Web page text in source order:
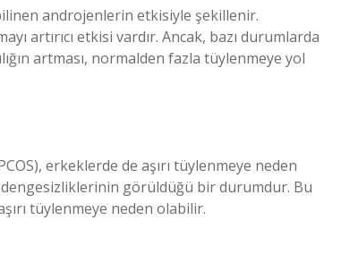
androjenlerin etkisiyle şekillenir.
artırıcı etkisi vardır. Ancak, bazı durumlarda
artması, normalden fazla tüylenmeye yol
erkeklerde de aşırı tüylenmeye neden
görüldüğü bir durumdur. Bu
tüylenmeye neden olabilir.